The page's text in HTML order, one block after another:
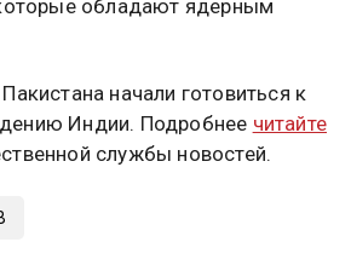
обладают ядерным
начали готовиться к
Индии. Подробнее читайте
службы новостей.